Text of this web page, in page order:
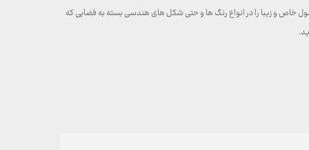
خاص و زیبا را در انواع رنگ ها و حتی شکل های هندسی بسته به فضایی که